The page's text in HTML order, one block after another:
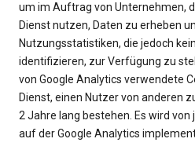
um im Auftrag von Unternehmen,
Dienst nutzen, Daten zu erheben
Nutzungsstatistiken, die jedoch
identifizieren, zur Verfügung zu
von Google Analytics verwendete
Dienst, einen Nutzer von anderen
2 Jahre lang bestehen. Es wird
auf der Google Analytics